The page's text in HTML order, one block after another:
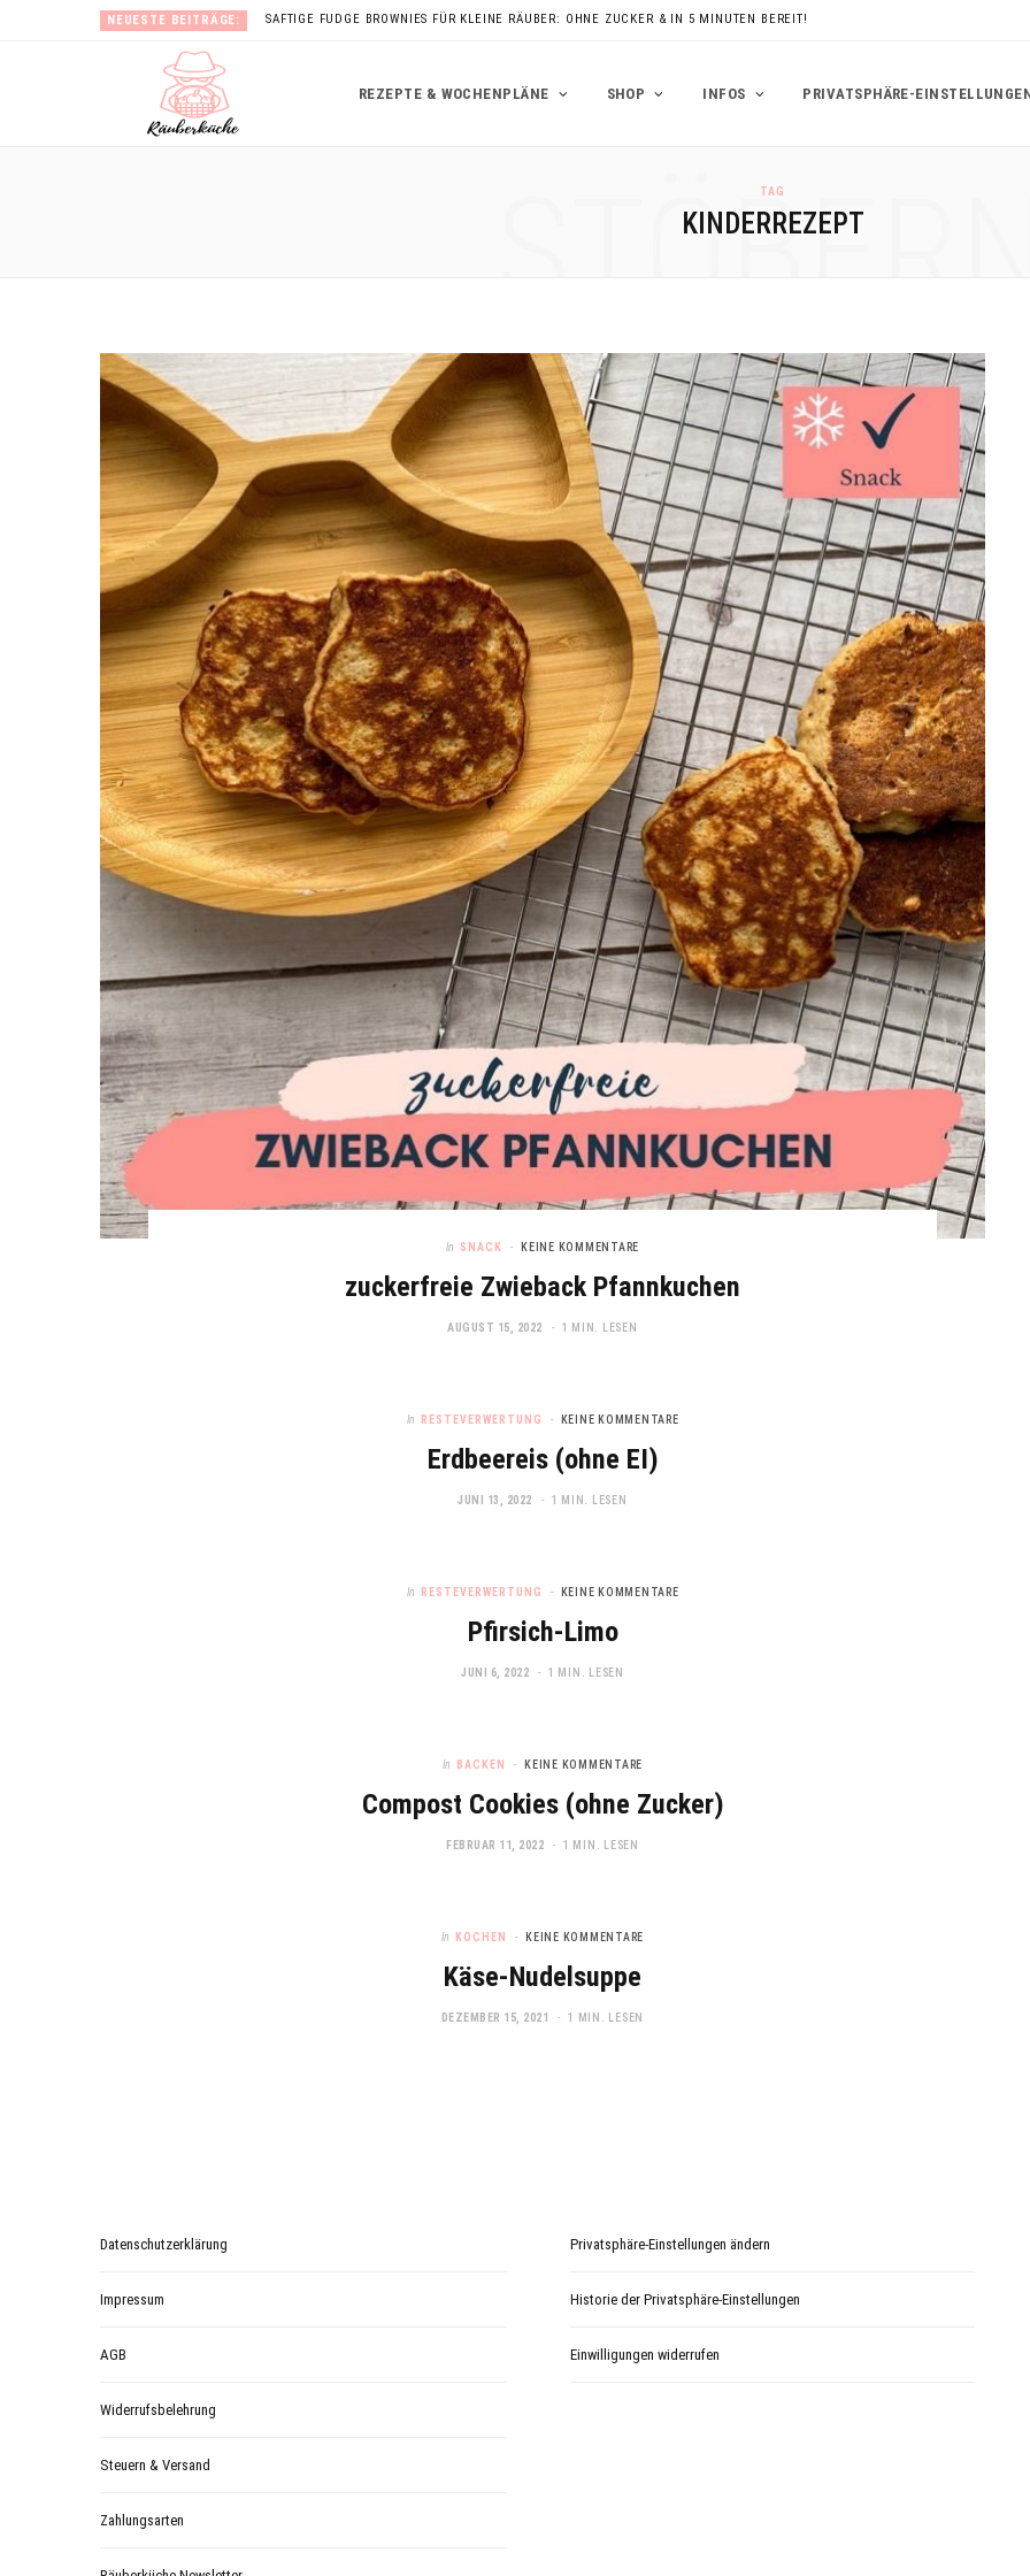
NEUESTE BEITRÄGE: SAFTIGE FUDGE BROWNIES FÜR KLEINE RÄUBER: OHNE ZUCKER & IN 5 MINUTEN BEREIT!
REZEPTE & WOCHENPLÄNE SHOP INFOS PRIVATSPHÄRE-
TAG
KINDERREZEPT
STÖBERN
In SNACK KEINE KOMMENTARE
zuckerfreie Zwieback Pfannkuchen
AUGUST 15, 2022 1 MIN. LESEN
In RESTEVERWERTUNG KEINE KOMMENTARE
Erdbeereis (ohne EI)
JUNI 13, 2022 1 MIN. LESEN
In RESTEVERWERTUNG KEINE KOMMENTARE
Pfirsich-Limo
JUNI 6, 2022 1 MIN. LESEN
In BACKEN KEINE KOMMENTARE
Compost Cookies (ohne Zucker)
FEBRUAR 11, 2022 1 MIN. LESEN
In KOCHEN KEINE KOMMENTARE
Käse-Nudelsuppe
DEZEMBER 15, 2021 1 MIN. LESEN
Datenschutzerklärung
Impressum
AGB
Widerrufsbelehrung
Steuern & Versand
Zahlungsarten
Privatsphäre-Einstellungen ändern
Historie der Privatsphäre-Einstellungen
Einwilligungen widerrufen